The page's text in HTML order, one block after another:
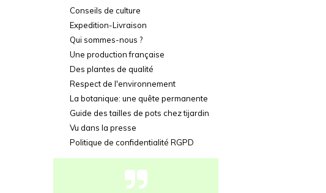
Conseils de culture
Expedition-Livraison
Qui sommes-nous ?
Une production française
Des plantes de qualité
Respect de l'environnement
La botanique: une quête permanente
Guide des tailles de pots chez tijardin
Vu dans la presse
Politique de confidentialité RGPD